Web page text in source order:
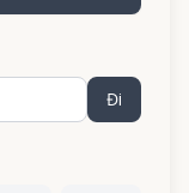
Đi